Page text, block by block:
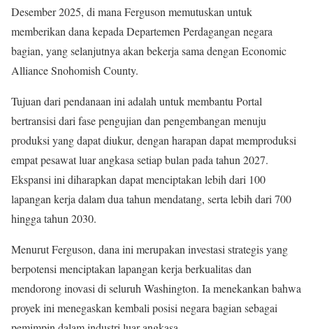
Desember 2025, di mana Ferguson memutuskan untuk
memberikan dana kepada Departemen Perdagangan negara
bagian, yang selanjutnya akan bekerja sama dengan Economic
Alliance Snohomish County.
Tujuan dari pendanaan ini adalah untuk membantu Portal
bertransisi dari fase pengujian dan pengembangan menuju
produksi yang dapat diukur, dengan harapan dapat memproduksi
empat pesawat luar angkasa setiap bulan pada tahun 2027.
Ekspansi ini diharapkan dapat menciptakan lebih dari 100
lapangan kerja dalam dua tahun mendatang, serta lebih dari 700
hingga tahun 2030.
Menurut Ferguson, dana ini merupakan investasi strategis yang
berpotensi menciptakan lapangan kerja berkualitas dan
mendorong inovasi di seluruh Washington. Ia menekankan bahwa
proyek ini menegaskan kembali posisi negara bagian sebagai